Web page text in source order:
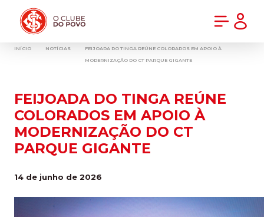
INÍCIO NOTÍCIAS
FEIJOADA DO TINGA REÚNE COLORADOS EM APOIO À
MODERNIZAÇÃO DO CT PARQUE GIGANTE
FEIJOADA DO TINGA REÚNE
COLORADOS EM APOIO À
MODERNIZAÇÃO DO CT
PARQUE GIGANTE
14 de junho de 2026